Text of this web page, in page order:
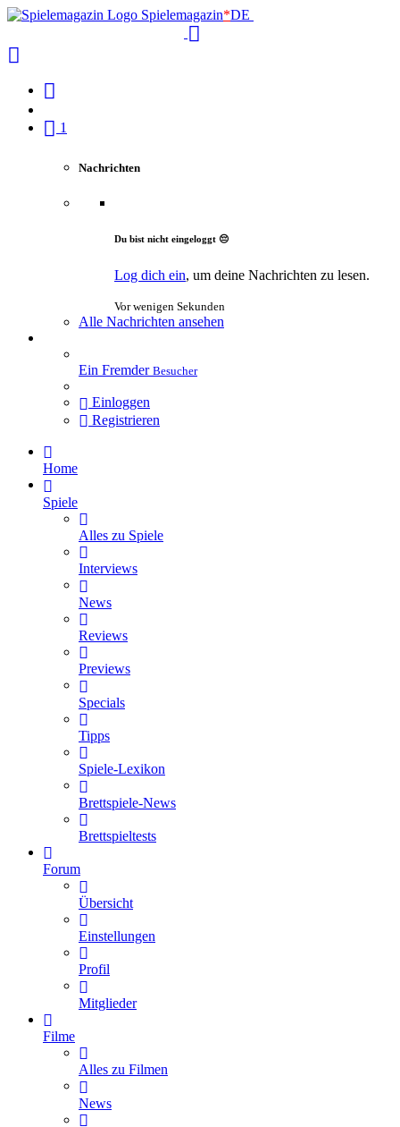
Spielemagazin*DE
1
Nachrichten
Du bist nicht eingeloggt 😔
Log dich ein, um deine Nachrichten zu lesen.
Vor wenigen Sekunden
Alle Nachrichten ansehen
Ein Fremder Besucher
Einloggen
Registrieren
Home
Spiele
Alles zu Spiele
Interviews
News
Reviews
Previews
Specials
Tipps
Spiele-Lexikon
Brettspiele-News
Brettspieltests
Forum
Übersicht
Einstellungen
Profil
Mitglieder
Filme
Alles zu Filmen
News